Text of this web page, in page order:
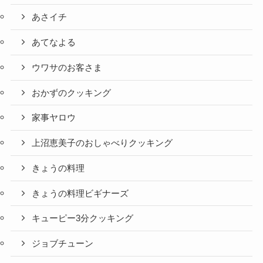
あさイチ
あてなよる
ウワサのお客さま
おかずのクッキング
家事ヤロウ
上沼恵美子のおしゃべりクッキング
きょうの料理
きょうの料理ビギナーズ
キューピー3分クッキング
ジョブチューン